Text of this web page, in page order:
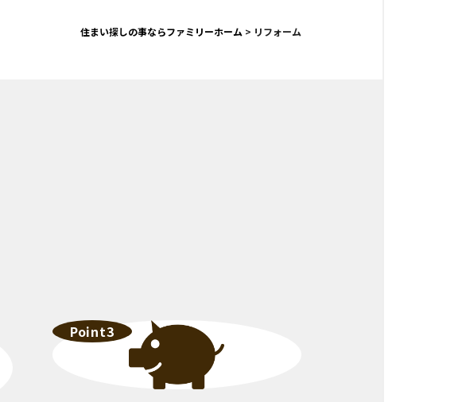
住まい探しの事ならファミリーホーム > リフォーム
Point3